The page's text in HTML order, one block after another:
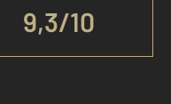
9,3/10